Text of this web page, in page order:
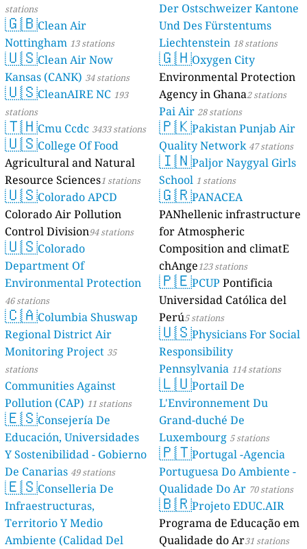
stations
🇬🇧Clean Air
Nottingham 13 stations
🇺🇸Clean Air Now
Kansas (CANK) 34 stations
🇺🇸CleanAIRE NC 193
stations
🇹🇭Cmu Ccdc 3433 stations
🇺🇸College Of Food
Agricultural and Natural
Resource Sciences1 stations
🇺🇸Colorado APCD
Colorado Air Pollution
Control Division94 stations
🇺🇸Colorado
Department Of
Environmental Protection
46 stations
🇨🇦Columbia Shuswap
Regional District Air
Monitoring Project 35
stations
Communities Against
Pollution (CAP) 11 stations
🇪🇸Consejería De
Educación, Universidades
Y Sostenibilidad - Gobierno
De Canarias 49 stations
🇪🇸Conselleria De
Infraestructuras,
Territorio Y Medio
Ambiente (Calidad Del
Der Ostschweizer Kantone
Und Des Fürstentums
Liechtenstein 18 stations
🇬🇭Oxygen City
Environmental Protection
Agency in Ghana2 stations
Pai Air 28 stations
🇵🇰Pakistan Punjab Air
Quality Network 47 stations
🇮🇳Paljor Naygyal Girls
School 1 stations
🇬🇷PANACEA
PANhellenic infrastructure
for Atmospheric
Composition and climatE
chAnge123 stations
🇵🇪PCUP Pontificia
Universidad Católica del
Perú5 stations
🇺🇸Physicians For Social
Responsibility
Pennsylvania 114 stations
🇱🇺Portail De
L'Environnement Du
Grand-duché De
Luxembourg 5 stations
🇵🇹Portugal -Agencia
Portuguesa Do Ambiente -
Qualidade Do Ar 70 stations
🇧🇷Projeto EDUC.AIR
Programa de Educação em
Qualidade do Ar31 stations